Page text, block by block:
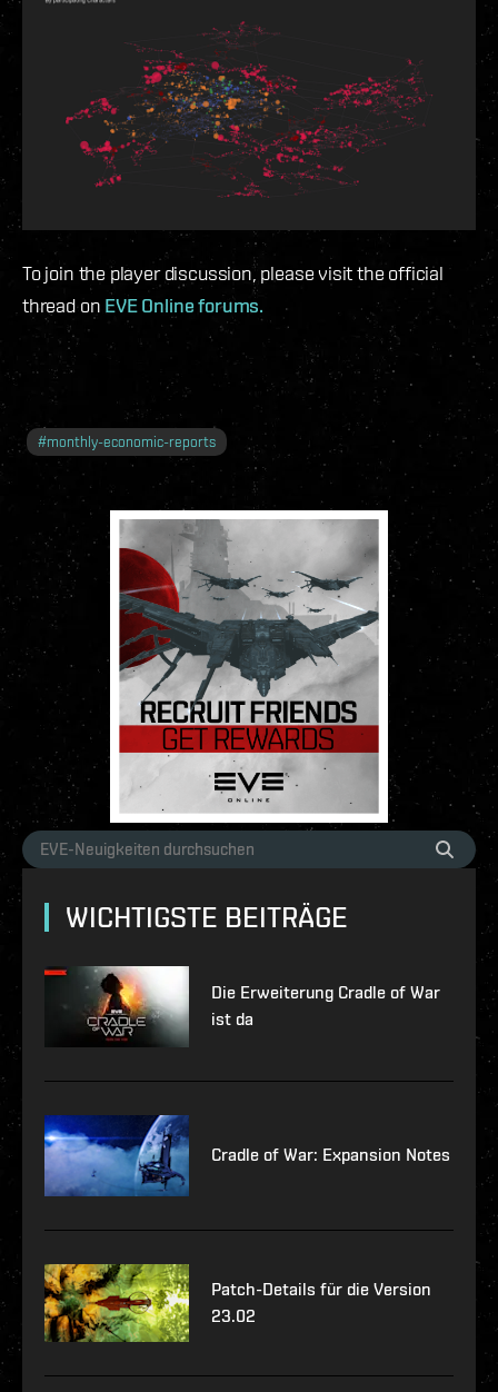
To join the player discussion, please visit the official
thread on EVE Online forums.
#monthly-economic-reports
WICHTIGSTE BEITRÄGE
Die Erweiterung Cradle of War
ist da
Cradle of War: Expansion Notes
Patch-Details für die Version
23.02